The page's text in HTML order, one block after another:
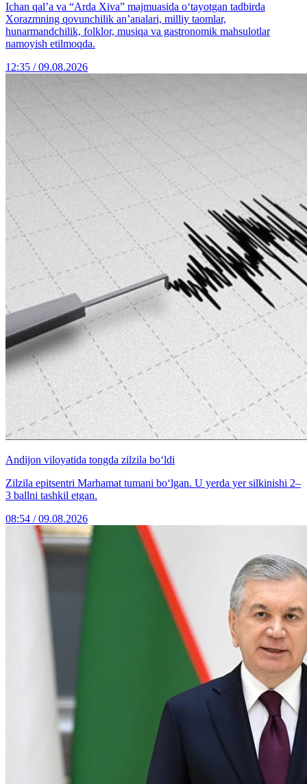
Ichan qal’a va “Arda Xiva” majmuasida o‘tayotgan tadbirda
Xorazmning qovunchilik an’analari, milliy taomlar,
hunarmandchilik, folklor, musiqa va gastronomik mahsulotlar
namoyish etilmoqda.
12:35 / 09.08.2026
Andijon viloyatida tongda zilzila bo‘ldi
Zilzila epitsentri Marhamat tumani bo‘lgan. U yerda yer silkinishi 2–
3 ballni tashkil etgan.
08:54 / 09.08.2026